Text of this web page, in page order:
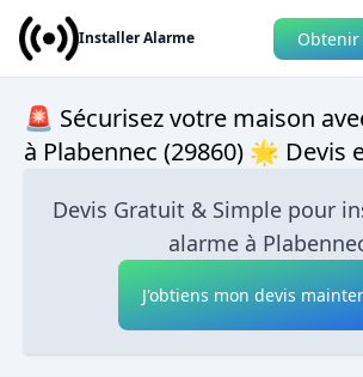
Installer Alarme
🚨 Sécurisez votre maison
à Plabennec (29860) 🌟 Devis
Devis Gratuit & Simple pour
alarme à
J'obtiens mon devis